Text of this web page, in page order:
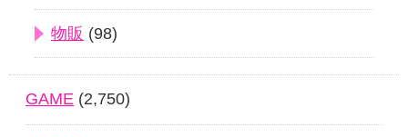
物販 (98)
GAME (2,750)